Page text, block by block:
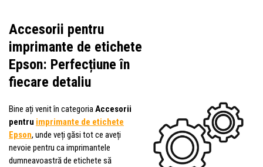
Accesorii pentru
imprimante de etichete
Epson: Perfecțiune în
fiecare detaliu
Bine ați venit în categoriaAccesorii
pentru imprimante de etichete
Epson, unde veți găsi tot ce aveți
nevoie pentru ca imprimantele
dumneavoastră de etichete să